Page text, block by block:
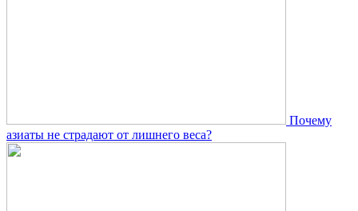
Почему
азиаты не страдают от лишнего веса?